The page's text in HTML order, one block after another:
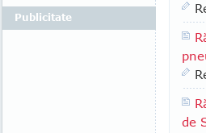
de
Publicitate